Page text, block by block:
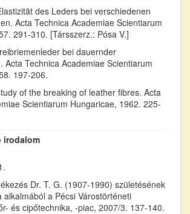
des Leders bei verschiedenen
Acta Technica Academiae Scientiarum
291-310. [Társszerz.: Pósa V.]
bei dauernder
Acta Technica Academiae Scientiarum
197-206.
of the breaking of leather fibres. Acta
Scientiarum Hungaricae, 1962. 225-
irodalom
Dr. T. G. (1907-1990) születésének
alkalmából a Pécsi Várostörténeti
és cipőtechnika, -piac, 2007/3. 137-140.